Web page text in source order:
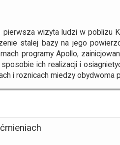
wizyta ludzi w poblizu
stalej bazy na jego
programy Apollo,
ich realizacji i
i roznicach miedzy obydwoma